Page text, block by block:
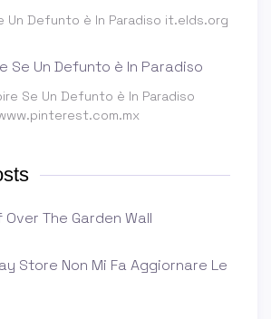
Un Defunto è In Paradiso it.elds.org
Se Un Defunto è In Paradiso
The Garden Wall
Store Non Mi Fa Aggiornare Le